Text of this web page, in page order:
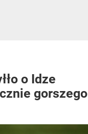
o Idze
gorszego